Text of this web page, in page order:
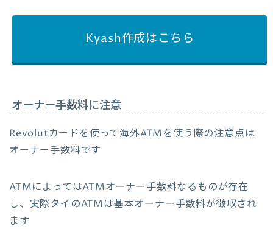
Kyash作成はこちら
オーナー手数料に注意
Revolutカードを使って海外ATMを使う際の注意点は
オーナー手数料です
ATMによってはATMオーナー手数料なるものが存在
し、実際タイのATMは基本オーナー手数料が徴収され
ます